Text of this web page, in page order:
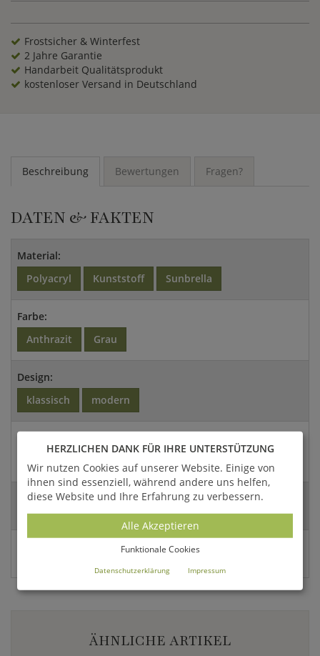
Frostsicher & Winterfest
2 Jahre Garantie
Handarbeit Qualitätsprodukt
kostenloser Versand in Deutschland
Beschreibung Bewertungen Fragen?
DATEN & FAKTEN
Material:
Polyacryl
Kunststoff Sunbrella
Farbe:
Anthrazit
Grau
Design:
klassisch
modern
Kollektion:
Conmoto
Abmessungen:
4x220x45cm (HxBxT)
ÄHNLICHE ARTIKEL
HERZLICHEN DANK FÜR IHRE UNTERSTÜTZUNG
Wir nutzen Cookies auf unserer Website. Einige von
ihnen sind essenziell, während andere uns helfen,
diese Website und Ihre Erfahrung zu verbessern.
Alle Akzeptieren
Funktionale Cookies
Datenschutzerklärung Impressum